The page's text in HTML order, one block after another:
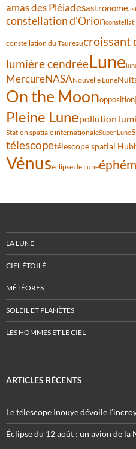
amas des Pléiadesastronome
constellation d'Orion
constellation du Taureaucroissant
lumière cendréeLune
MercureNASANouvelle Lune
On the Moonopposition
Pleine Lunepollution
Station spatiale internationaleSuper Lune
télescopetélescope spatial
Vénuséclipse de Lune
LA LUNE
CIEL ÉTOILÉ
MÉTÉORES
SOLEIL ET PLANÈTES
LES HOMMES ET LE CIEL
ARTICLES RÉCENTS
Le télescope Inouye dévoile
Éclipse du 12 août : un avion de la